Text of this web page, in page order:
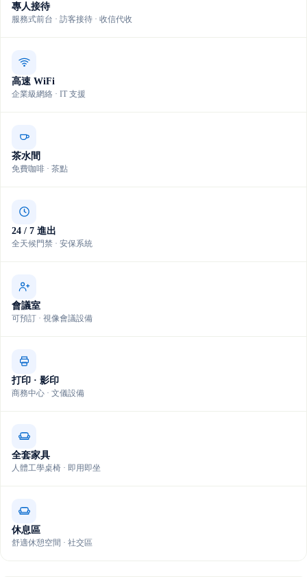
專人接待
服務式前台 · 訪客接待 · 收信代收
高速 WiFi
企業級網絡 · IT 支援
茶水間
免費咖啡 · 茶點
24 / 7 進出
全天候門禁 · 安保系統
會議室
可預訂 · 視像會議設備
打印 · 影印
商務中心 · 文儀設備
全套家具
人體工學桌椅 · 即用即坐
休息區
舒適休憩空間 · 社交區